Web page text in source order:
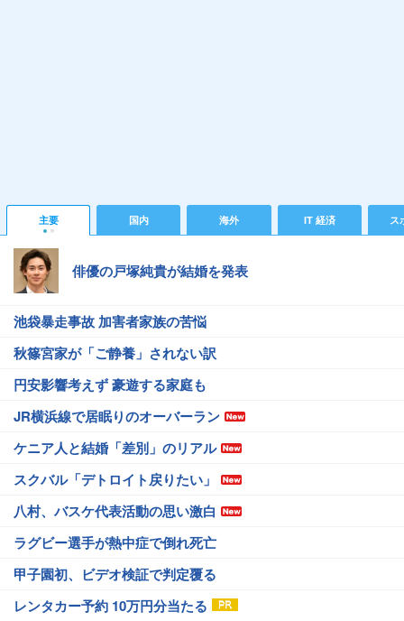
主要 国内 海外 IT 経済 ス
俳優の戸塚純貴が結婚を発表
池袋暴走事故 加害者家族の苦悩
秋篠宮家が「ご静養」されない訳
円安影響考えず 豪遊する家庭も
JR横浜線で居眠りのオーバーラン
ケニア人と結婚「差別」のリアル
スクバル「デトロイト戻りたい」
八村、バスケ代表活動の思い激白
ラグビー選手が熱中症で倒れ死亡
甲子園初、ビデオ検証で判定覆る
レンタカー予約 10万円分当たる